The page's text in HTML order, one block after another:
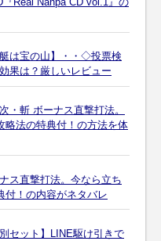
は宝の山】・・◇投票検
果は？厳しいレビュー
・斬 ボーナス直撃打法。
略法の特典付！の方法を体
ス直撃打法。今なら立ち
付！の内容がネタバレ
セット】LINE駆け引きで